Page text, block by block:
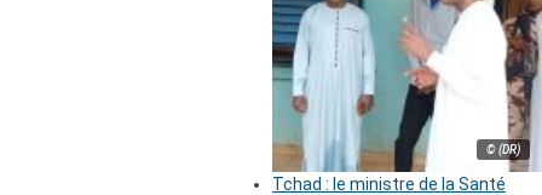
© (DR)
Tchad : le ministre de la Santé